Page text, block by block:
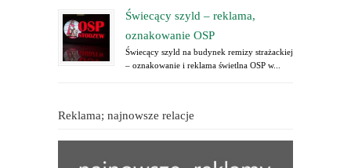
Świecący szyld – reklama,
oznakowanie OSP
Świecący szyld na budynek remizy strażackiej
– oznakowanie i reklama świetlna OSP w...
Reklama; najnowsze relacje